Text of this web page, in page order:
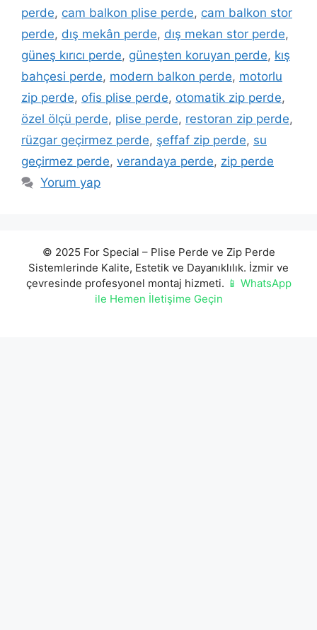
perde, cam balkon plise perde, cam balkon stor
perde, dış mekân perde, dış mekan stor perde,
güneş kırıcı perde, güneşten koruyan perde, kış
bahçesi perde, modern balkon perde, motorlu
zip perde, ofis plise perde, otomatik zip perde,
özel ölçü perde, plise perde, restoran zip perde,
rüzgar geçirmez perde, şeffaf zip perde, su
geçirmez perde, verandaya perde, zip perde
Yorum yap
© 2025 For Special – Plise Perde ve Zip Perde
Sistemlerinde Kalite, Estetik ve Dayanıklılık. İzmir ve
çevresinde profesyonel montaj hizmeti. 📱 WhatsApp
ile Hemen İletişime Geçin